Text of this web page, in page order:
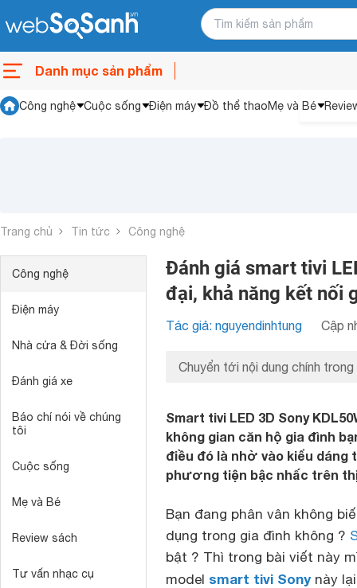
Danh mục sản phẩm
Công nghệ Cuộc sống Điện máy Đồ thể thaoMẹ và Bé
Trang chủ Tin tức Công nghệ
Công nghệ
Điện máy
Nhà cửa & Đời sống
Đánh giá xe
Báo chí nói về chúng
tôi
Cuộc sống
Mẹ và Bé
Review sách
Tư vấn nhạc cụ
Đánh giá smart tivi
đại, khả năng kết nối
Tác giả: nguyendinhtung Cập
Chuyển tới nội dung chính trong
Smart tivi LED 3D Sony
không gian căn hộ gia đình
điều đó là nhờ vào kiểu dáng
phương tiện bậc nhấc trên
Bạn đang phân vân không
dụng trong gia đình không ?
bật ? Thì trong bài viết này
model smart tivi Sonynày